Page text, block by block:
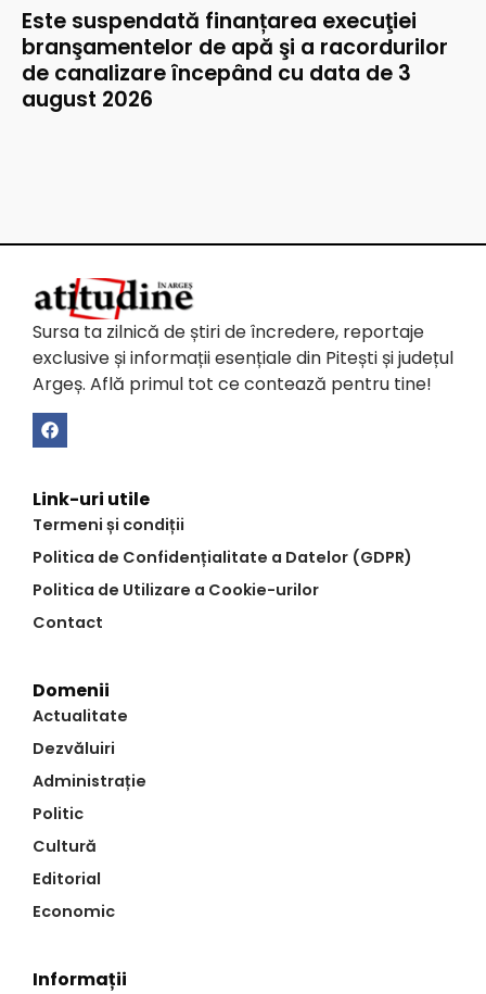
Este suspendată finanțarea execuţiei
branşamentelor de apă şi a racordurilor
de canalizare începând cu data de 3
august 2026
Sursa ta zilnică de știri de încredere, reportaje
exclusive și informații esențiale din Pitești și județul
Argeș. Află primul tot ce contează pentru tine!
Link-uri utile
Termeni și condiții
Politica de Confidențialitate a Datelor (GDPR)
Politica de Utilizare a Cookie-urilor
Contact
Domenii
Actualitate
Dezvăluiri
Administrație
Politic
Cultură
Editorial
Economic
Informații